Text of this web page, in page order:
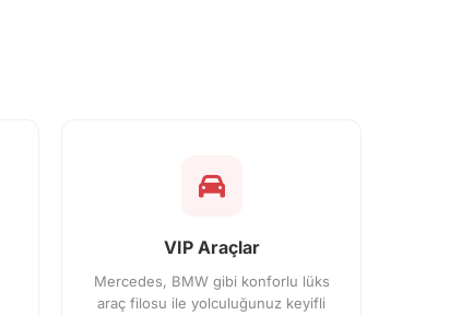
VIP Araçlar
Mercedes, BMW gibi konforlu lüks
araç filosu ile yolculuğunuz keyifli